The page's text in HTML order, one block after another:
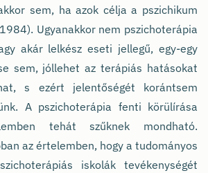
sem, ha azok célja a pszichikum
Ugyanakkor nem pszichoterápia
akár lelkész eseti jellegű, egy-egy
sem, jóllehet az terápiás hatásokat
s ezért jelentőségét korántsem
A pszichoterápia fenti körülírása
tehát szűknek mondható.
az értelemben, hogy a tudományos
iskolák tevékenységét